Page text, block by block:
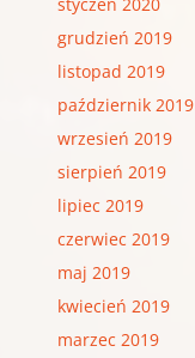
grudzień 2019
listopad 2019
październik 2019
wrzesień 2019
sierpień 2019
lipiec 2019
czerwiec 2019
maj 2019
kwiecień 2019
marzec 2019